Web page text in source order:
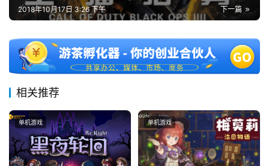
下一篇
2018年10月17日 3:26 下午
相关推荐
单机游戏 单机游戏